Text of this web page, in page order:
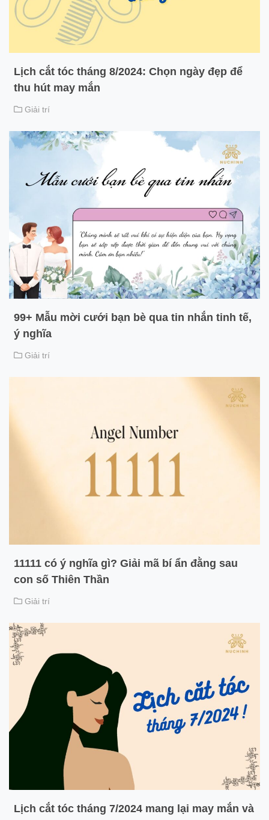
Lịch cắt tóc tháng 8/2024: Chọn ngày đẹp để
thu hút may mắn
Giải trí
99+ Mẫu mời cưới bạn bè qua tin nhắn tinh tế,
ý nghĩa
Giải trí
11111 có ý nghĩa gì? Giải mã bí ẩn đằng sau
con số Thiên Thần
Giải trí
Lịch cắt tóc tháng 7/2024 mang lại may mắn và